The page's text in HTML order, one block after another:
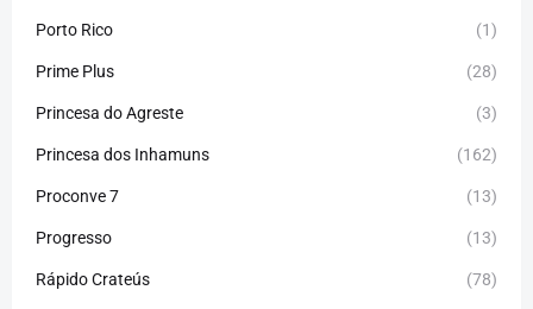
Porto Rico (1)
Prime Plus (28)
Princesa do Agreste (3)
Princesa dos Inhamuns (162)
Proconve 7 (13)
Progresso (13)
Rápido Crateús (78)